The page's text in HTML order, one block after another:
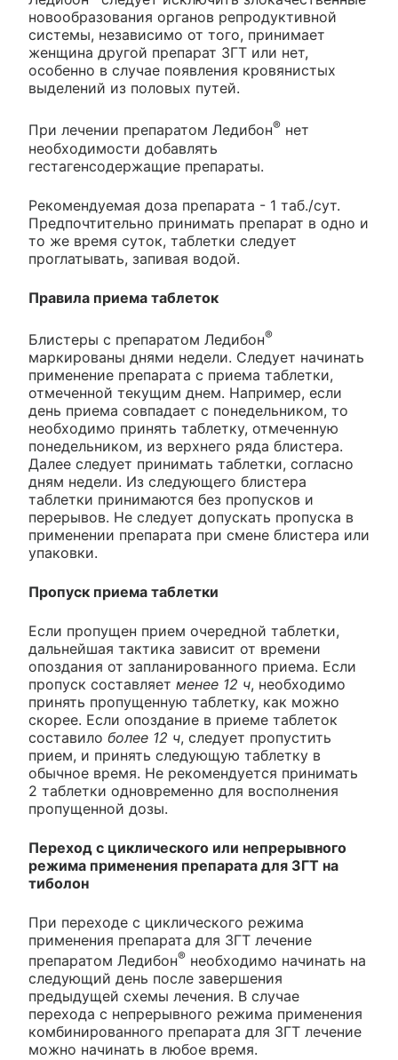
новообразования органов репродуктивной
системы, независимо от того, принимает
женщина другой препарат ЗГТ или нет,
особенно в случае появления кровянистых
выделений из половых путей.
При лечении препаратом Ледибон® нет
необходимости добавлять
гестагенсодержащие препараты.
Рекомендуемая доза препарата - 1 таб./сут.
Предпочтительно принимать препарат в одно и
то же время суток, таблетки следует
проглатывать, запивая водой.
Правила приема таблеток
Блистеры с препаратом Ледибон®
маркированы днями недели. Следует начинать
применение препарата с приема таблетки,
отмеченной текущим днем. Например, если
день приема совпадает с понедельником, то
необходимо принять таблетку, отмеченную
понедельником, из верхнего ряда блистера.
Далее следует принимать таблетки, согласно
дням недели. Из следующего блистера
таблетки принимаются без пропусков и
перерывов. Не следует допускать пропуска в
применении препарата при смене блистера или
упаковки.
Пропуск приема таблетки
Если пропущен прием очередной таблетки,
дальнейшая тактика зависит от времени
опоздания от запланированного приема. Если
пропуск составляет менее 12 ч, необходимо
принять пропущенную таблетку, как можно
скорее. Если опоздание в приеме таблеток
составило более 12 ч, следует пропустить
прием, и принять следующую таблетку в
обычное время. Не рекомендуется принимать
2 таблетки одновременно для восполнения
пропущенной дозы.
Переход с циклического или непрерывного
режима применения препарата для ЗГТ на
тиболон
При переходе с циклического режима
применения препарата для ЗГТ лечение
препаратом Ледибон® необходимо начинать на
следующий день после завершения
предыдущей схемы лечения. В случае
перехода с непрерывного режима применения
комбинированного препарата для ЗГТ лечение
можно начинать в любое время.